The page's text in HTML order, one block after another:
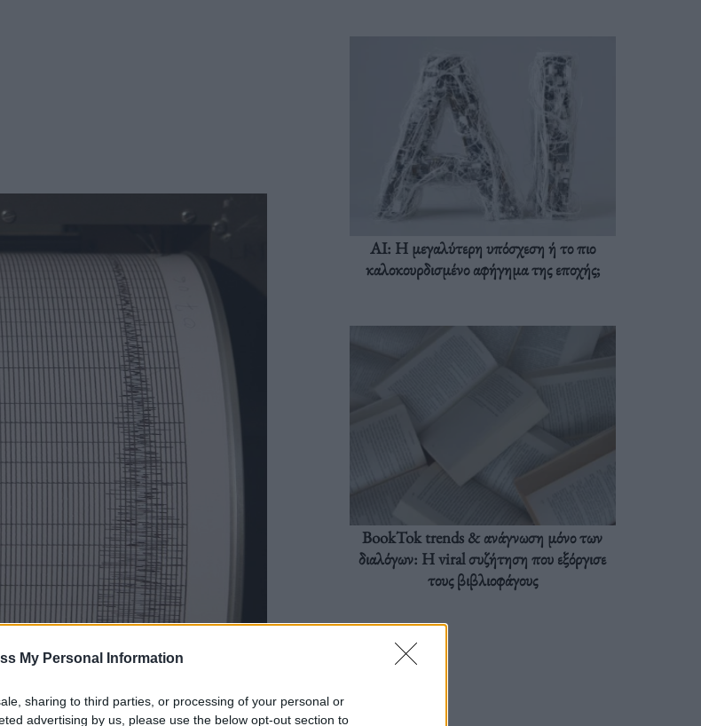
My Personal Information
sharing to third parties, or processing of your personal or
advertising by us, please use the below opt-out section to
AI: Η μεγαλύτερη υπόσχεση ή το πιο
καλοκουρδισμένο αφήγημα της εποχής;
BookTok trends & ανάγνωση μόνο των
διαλόγων: Η viral συζήτηση που εξόργισε
τους βιβλιοφάγους